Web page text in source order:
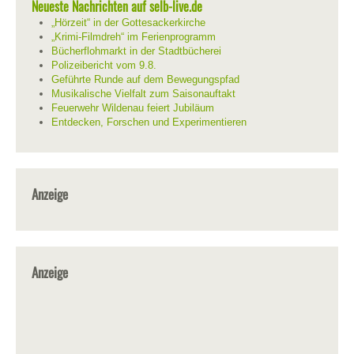
Neueste Nachrichten auf selb-live.de
„Hörzeit“ in der Gottesackerkirche
„Krimi-Filmdreh“ im Ferienprogramm
Bücherflohmarkt in der Stadtbücherei
Polizeibericht vom 9.8.
Geführte Runde auf dem Bewegungspfad
Musikalische Vielfalt zum Saisonauftakt
Feuerwehr Wildenau feiert Jubiläum
Entdecken, Forschen und Experimentieren
Anzeige
Anzeige